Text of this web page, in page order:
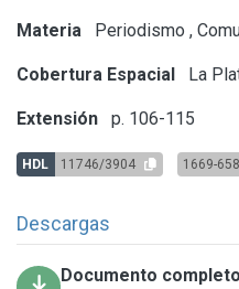
Materia Periodismo ,
Cobertura Espacial La
Extensión p. 106-115
HDL 11746/3904 1669-
Descargas
Documento completo